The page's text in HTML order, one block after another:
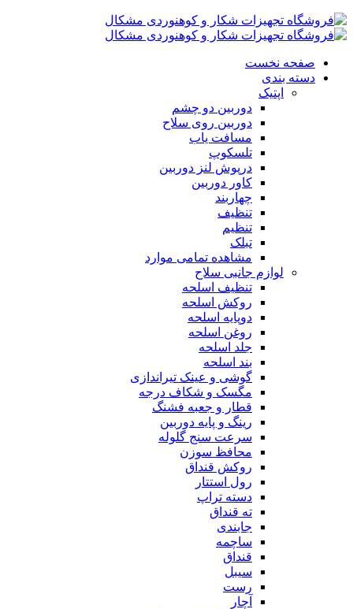
صفحه نخست
دسته بندی
اپتیک
دوربین دو چشم
دوربین روی سلاح
مسافت یاب
تلسکوپ
درپوش لنز دوربین
کاور دوربین
چهاربند
تنظیف
تنظیم
تبلک
مشاهده تمامی موارد
لوازم جانبی سلاح
تنظیف اسلحه
روکش اسلحه
دوپایه اسلحه
روغن اسلحه
جلد اسلحه
بند اسلحه
گوشی و عینک تیراندازی
مگسک و شکاف درجه
قطار و جعبه فشنگ
رینگ و پایه دوربین
سرعت سنج گلوله
محافظ سوزن
روکش قنداق
رول استتار
دسته تراپ
ته قنداق
جابندی
ساچمه
قنداق
سیبل
رست
آچار